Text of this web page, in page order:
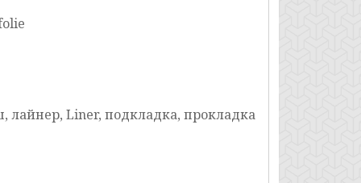
лайнер, Liner, подкладка, прокладка